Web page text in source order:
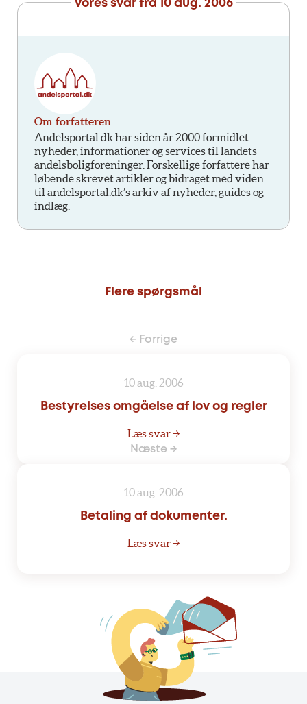
Vores svar fra 10 aug. 2006
Om forfatteren
Andelsportal.dk har siden år 2000 formidlet
nyheder, informationer og services til landets
andelsboligforeninger. Forskellige forfattere har
løbende skrevet artikler og bidraget med viden
til andelsportal.dk’s arkiv af nyheder, guides og
indlæg.
Flere spørgsmål
← Forrige
10 aug. 2006
Bestyrelses omgåelse af lov og regler
Læs svar →
Næste →
10 aug. 2006
Betaling af dokumenter.
Læs svar →